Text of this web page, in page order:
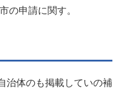
の申請に関す。
治体のも掲載していの補